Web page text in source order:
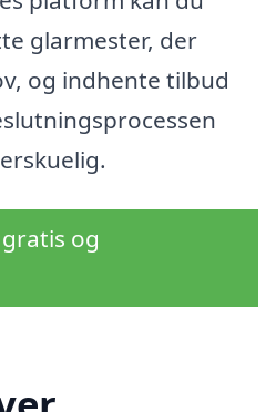
glarmester, der
og indhente tilbud
og